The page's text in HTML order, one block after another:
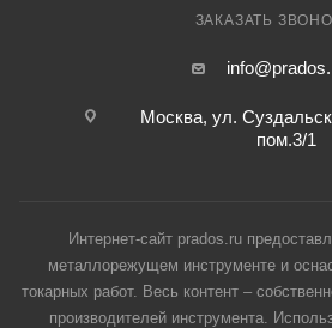
ЗАКАЗАТЬ
Москва, ул.
пом.3/1
Интернет-сайт prados.ru
металлорежущем инструменте и
токарных работ. Весь контент –
производителей инструмента.